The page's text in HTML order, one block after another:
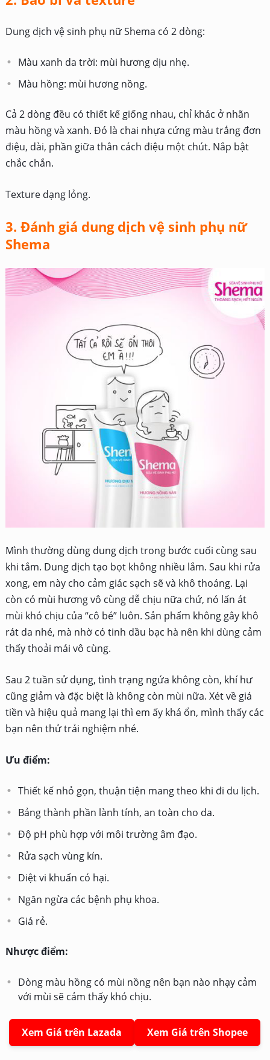
Dung dịch vệ sinh phụ nữ Shema có 2 dòng:
Màu xanh da trời: mùi hương dịu nhẹ.
Màu hồng: mùi hương nồng.
Cả 2 dòng đều có thiết kế giống nhau, chỉ khác ở nhãn
màu hồng và xanh. Đó là chai nhựa cứng màu trắng đơn
điệu, dài, phần giữa thân cách điệu một chút. Nắp bật
chắc chắn.
Texture dạng lỏng.
3. Đánh giá dung dịch vệ sinh phụ nữ
Shema
Mình thường dùng dung dịch trong bước cuối cùng sau
khi tắm. Dung dịch tạo bọt không nhiều lắm. Sau khi rửa
xong, em này cho cảm giác sạch sẽ và khô thoáng. Lại
còn có mùi hương vô cùng dễ chịu nữa chứ, nó lấn át
mùi khó chịu của “cô bé” luôn. Sản phẩm không gây khô
rát da nhé, mà nhờ có tinh dầu bạc hà nên khi dùng cảm
thấy thoải mái vô cùng.
Sau 2 tuần sử dụng, tình trạng ngứa không còn, khí hư
cũng giảm và đặc biệt là không còn mùi nữa. Xét về giá
tiền và hiệu quả mang lại thì em ấy khá ổn, mình thấy các
bạn nên thử trải nghiệm nhé.
Ưu điểm:
Thiết kế nhỏ gọn, thuận tiện mang theo khi đi du lịch.
Bảng thành phần lành tính, an toàn cho da.
Độ pH phù hợp với môi trường âm đạo.
Rửa sạch vùng kín.
Diệt vi khuẩn có hại.
Ngăn ngừa các bệnh phụ khoa.
Giá rẻ.
Nhược điểm:
Dòng màu hồng có mùi nồng nên bạn nào nhạy cảm
với mùi sẽ cảm thấy khó chịu.
Xem Giá trên Lazada Xem Giá trên Shopee